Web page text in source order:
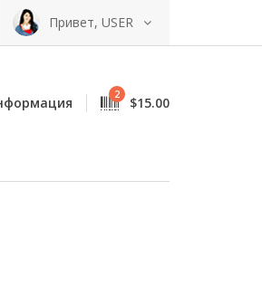
Привет, USER
2 $15.00